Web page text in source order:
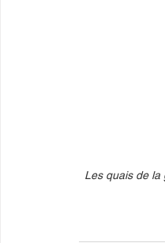
Les quais de la